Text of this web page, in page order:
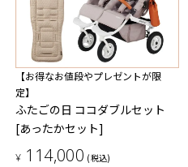
【お得なお値段やプレゼントが限
定】
ふたごの日 ココダブルセット
[あったかセット]
¥ 114,000 (税込)